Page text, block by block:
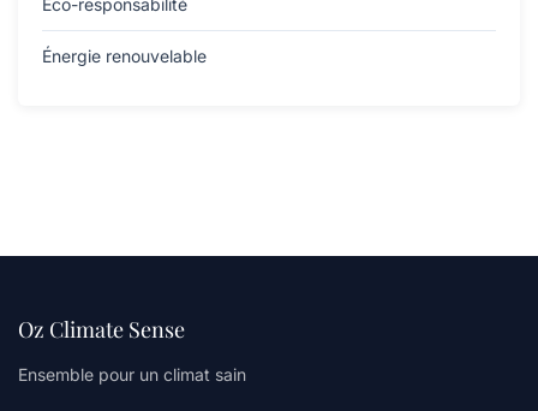
Éco-responsabilité
Énergie renouvelable
Oz Climate Sense
Ensemble pour un climat sain